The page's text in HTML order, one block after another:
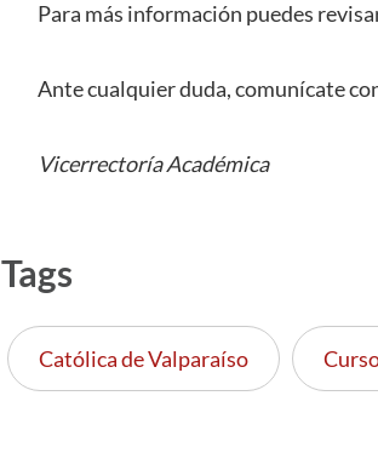
Para más información puedes
Ante cualquier duda, comunícate
Vicerrectoría Académica
Tags
Católica de Valparaíso